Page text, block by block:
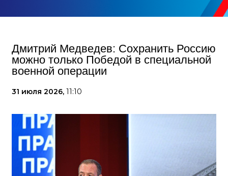
Дмитрий Медведев: Сохранить Россию
можно только Победой в специальной
военной операции
31 июля 2026, 11:10